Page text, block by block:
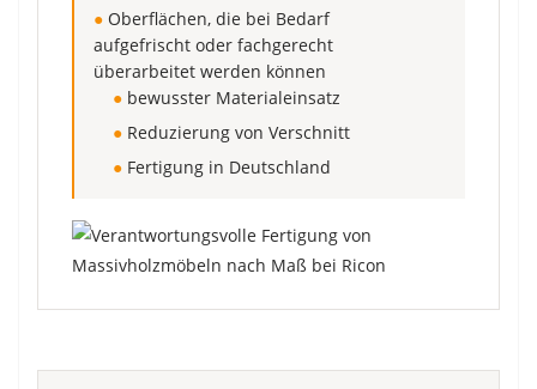
● Oberflächen, die bei Bedarf
aufgefrischt oder fachgerecht
überarbeitet werden können
● bewusster Materialeinsatz
● Reduzierung von Verschnitt
● Fertigung in Deutschland